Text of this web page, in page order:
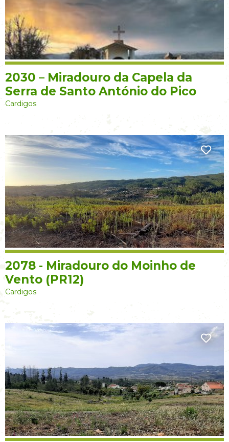
2030 – Miradouro da Capela da
Serra de Santo António do Pico
Cardigos
2078 - Miradouro do Moinho de
Vento (PR12)
Cardigos